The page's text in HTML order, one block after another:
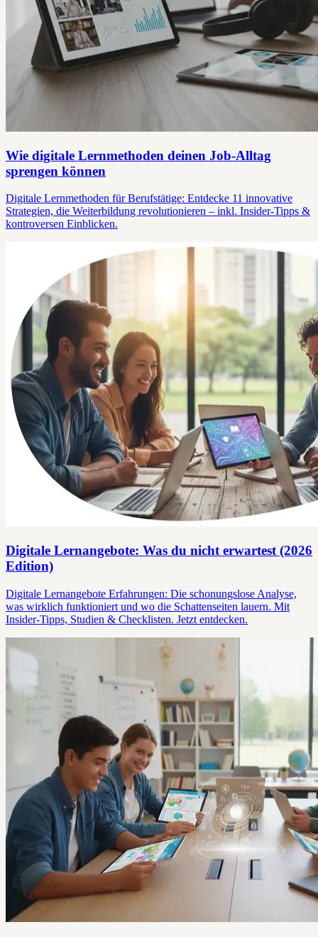
Wie digitale Lernmethoden deinen Job-Alltag
sprengen können
Digitale Lernmethoden für Berufstätige: Entdecke 11 innovative
Strategien, die Weiterbildung revolutionieren – inkl. Insider-Tipps &
kontroversen Einblicken.
Digitale Lernangebote: Was du nicht erwartest (2026
Edition)
Digitale Lernangebote Erfahrungen: Die schonungslose Analyse,
was wirklich funktioniert und wo die Schattenseiten lauern. Mit
Insider-Tipps, Studien & Checklisten. Jetzt entdecken.